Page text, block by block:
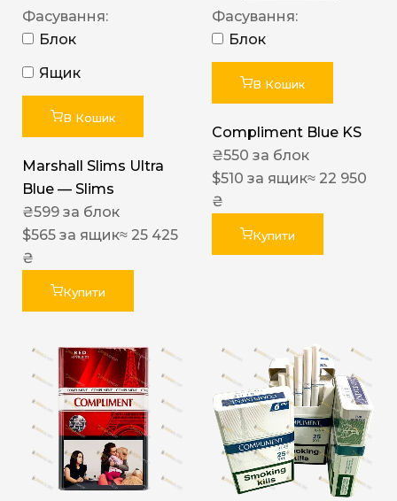
Фасування:
Блок
Ящик
В Кошик
Marshall Slims Ultra
Blue — Slims
₴599 за блок
$565 за ящик≈ 25 425
₴
Купити
Фасування:
Блок
В Кошик
Compliment Blue KS
₴550 за блок
$510 за ящик≈ 22 950
₴
Купити